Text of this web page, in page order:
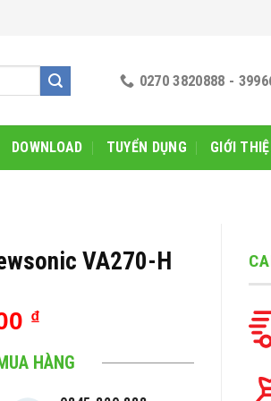
0270 3820888 -
DOWNLOAD TUYỂN DỤNG GIỚI
VA270-H
₫
tại
HÀNG